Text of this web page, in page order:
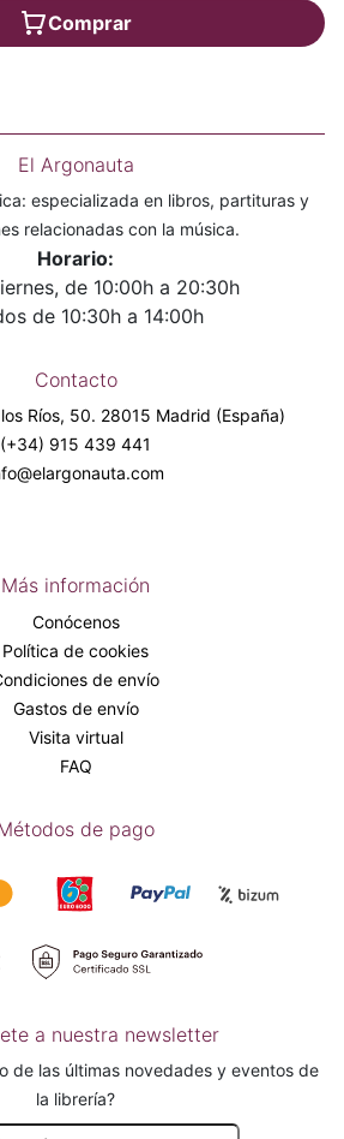
Comprar
El Argonauta
especializada en libros, partituras y
relacionadas con la música.
Horario:
de 10:00h a 20:30h
de 10:30h a 14:00h
Contacto
Ríos, 50. 28015 Madrid (España)
(+34) 915 439 441
Más información
Conócenos
Política de cookies
de envío
Gastos de envío
Visita virtual
FAQ
de pago
a nuestra newsletter
de las últimas novedades y eventos de
la librería?